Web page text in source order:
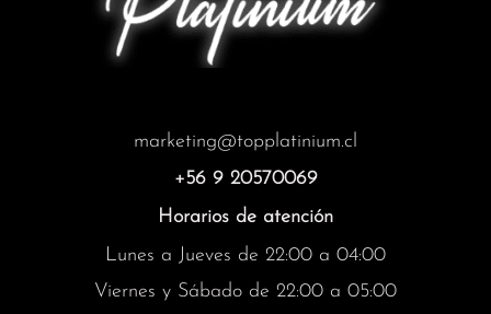
marketing@topplatinium.cl
+56 9 20570069
Horarios de atención
Lunes a Jueves de 22:00 a 04:00
Viernes y Sábado de 22:00 a 05:00